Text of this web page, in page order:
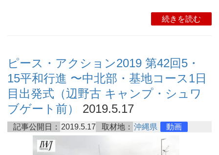
続きを読む
ピース・アクション2019 第42回5・
15平和行進 〜中北部・基地コース1日
目出発式（辺野古 キャンプ・シュワ
ブゲート前）
2019.5.17
記事公開日： 2019.5.17 取材地： 沖縄県 動画